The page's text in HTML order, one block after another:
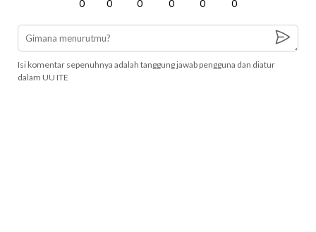
0 0 0 0 0 0
Isi komentar sepenuhnya adalah tanggung jawab pengguna dan diatur
dalam UU ITE